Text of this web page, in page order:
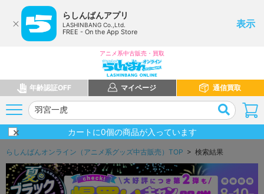
らしんばんアプリ
LASHINBANG Co.,Ltd.
FREE - On the App Store
表示
アニメ系中古販売・買取
年齢認証OFF マイページ 通信買取
カートに0個の商品が入っています
らしんばんオンライン（アニメ系グッズ中古販売）TOP > 検索結果